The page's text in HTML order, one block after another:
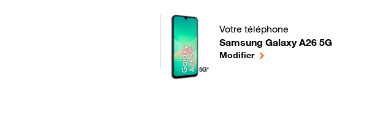
Votre téléphone
Samsung Galaxy A26 5G
pour votre Samsung Galaxy A26
Modifierle téléphone sélectionné